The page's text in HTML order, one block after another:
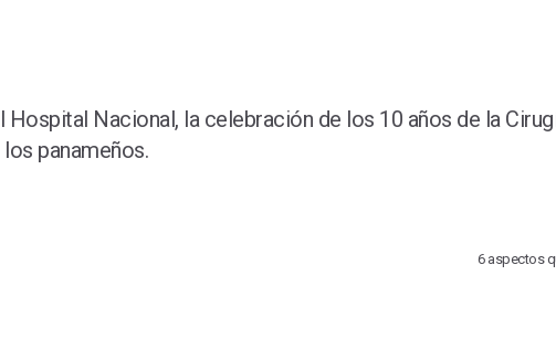
Nacional, la celebración de los 10 años de la
panameños.
6 aspectos